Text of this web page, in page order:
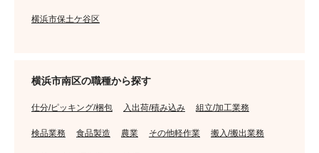
横浜市保土ケ谷区
横浜市南区の職種から探す
仕分/ピッキング/梱包 入出荷/積み込み 組立/加工業務
検品業務 食品製造 農業 その他軽作業 搬入/搬出業務